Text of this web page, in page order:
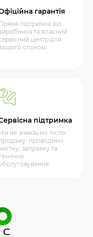
гарантія
підтримка від
та власний
центр для
спокою.
підтримка
не зникаємо після
проводимо
заправку та